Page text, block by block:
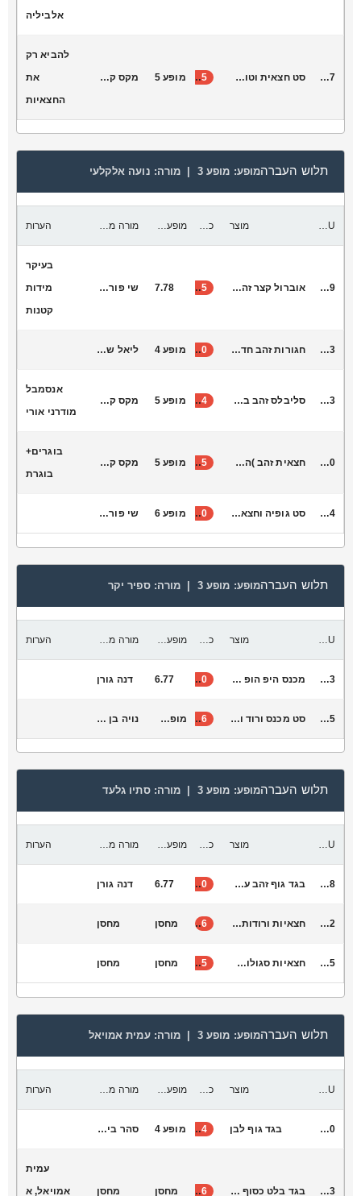
אלביליה
V2037 סט חצאית וטופ בורדו, מתאים לג׳-ו׳ )קצת גדול( החצאית שקופה, צריך טייץ מתחת 35 מופע 5 מקס קונקי
להביא רק
את
החצאיות
תלוש העברהמופע: מופע 3 | מורה: נועה אלקלעי
SKU מוצר כמות להעביר מופע יעד מורה מקבלת הערות
L6049 אוברול קצר זהב הר הרצל עם שרוול עד המרפק 75
7.78 שי פורשר
בעיקר
מידות
קטנות
B5003 חגורות זהב חדשות 40 מופע 4 ליאל שרה זריהן
M11023 סליבלס זהב בנים 14 מופע 5 מקס קונקי
אנסמבל
מודרני אורי
S1040 חצאית זהב )הר הרצל( 75 מופע 5 מקס קונקי
בוגרים+
בוגרת
V2044 סט גופיה וחצאית זהב ילדות א׳-ה׳ 30 מופע 6 שי פורשר
תלוש העברהמופע: מופע 3 | מורה: ספיר יקר
מוצר מורה מקבלת הערות
T7053 מכנס היפ הופ ריצ׳רצ׳ים ורוד בזוקה 20
6.77 דנה גורן
V2045 סט מכנס ורוד וגופיה לבנה עם כוכב ורוד + חולצת רשת מעל 26 מופע 11 נויה בן חור
תלוש העברהמופע: מופע 3 | מורה: סתיו גלעד
SKU מוצר כמות להעביר מופע יעד מורה מקבלת הערות
L6048 בגד גוף זהב עם גב פתוח 30
6.77 דנה גורן
S1042 חצאיות ורודות מנצנצות חגורה זהב מתאים לגן - כתה ב׳ 6 מחסן מחסן
S1045 חצאיות סגולות מנצנצות חגורה זהב מתאים לגנים עד כתה ב׳ 15 מחסן מחסן
תלוש העברהמופע: מופע 3 | מורה: עמית אמויאל
מוצר מורה מקבלת הערות
L6020 בגד גוף לבן 44 מופע 4 סהר ביטנר
K9003 בגד בלט כסוף קטנטנות 16 מחסן מחסן
עמית
אמויאל, א